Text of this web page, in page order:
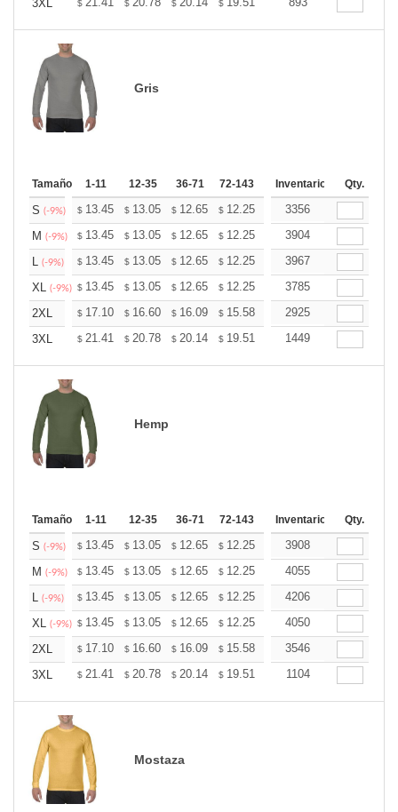
3XL
$ $ $ $
Gris
Tamaño 1-11 12-35 36-71 72-143 144-287 288 +
Inventario Qty.
S (-9%) $ 13.45 $ 13.05 $ 12.65 $ 12.25 11.85
3356
M (-9%) $ 13.45 $ 13.05 $ 12.65 $ 12.25 11.85
3904
L (-9%) $ 13.45 $ 13.05 $ 12.65 $ 12.25 11.85
3967
XL (-9%) $ 13.45 $ 13.05 $ 12.65 $ 12.25 11.85
3785
2XL
$ 17.10 $ 16.60 $ 16.09 $ 15.58 15.08
2925
3XL
$ 21.41 $ 20.78 $ 20.14 $ 19.51 18.87
1449
Hemp
Tamaño 1-11 12-35 36-71 72-143 144-287 288 +
Inventario Qty.
S (-9%) $ 13.45 $ 13.05 $ 12.65 $ 12.25 11.85
3908
M (-9%) $ 13.45 $ 13.05 $ 12.65 $ 12.25 11.85
4055
L (-9%) $ 13.45 $ 13.05 $ 12.65 $ 12.25 11.85
4206
XL (-9%) $ 13.45 $ 13.05 $ 12.65 $ 12.25 11.85
4050
2XL
$ 17.10 $ 16.60 $ 16.09 $ 15.58 15.08
3546
3XL
$ 21.41 $ 20.78 $ 20.14 $ 19.51 18.87
1104
Mostaza